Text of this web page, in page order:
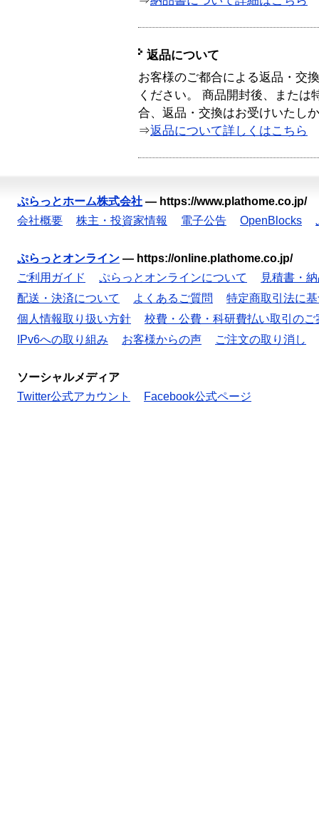
返品について
お客様のご都合による返品・交
ください。 商品開封後、または
合、返品・交換はお受けいたし
⇒返品について詳しくはこちら
ぷらっとホーム株式会社 — https://www.plathome.co.jp/
会社概要
株主・投資家情報 電子公告 OpenBlocks
ぷらっとオンライン — https://online.plathome.co.jp/
ご利用ガイド
ぷらっとオンラインについて
見積書・
配送・決済について
よくあるご質問
特定商取引法に
個人情報取り扱い方針
校費・公費・科研費払い取引のご
IPv6への取り組み
お客様からの声 ご注文の取り消し
ソーシャルメディア
Twitter公式アカウント
Facebook公式ページ